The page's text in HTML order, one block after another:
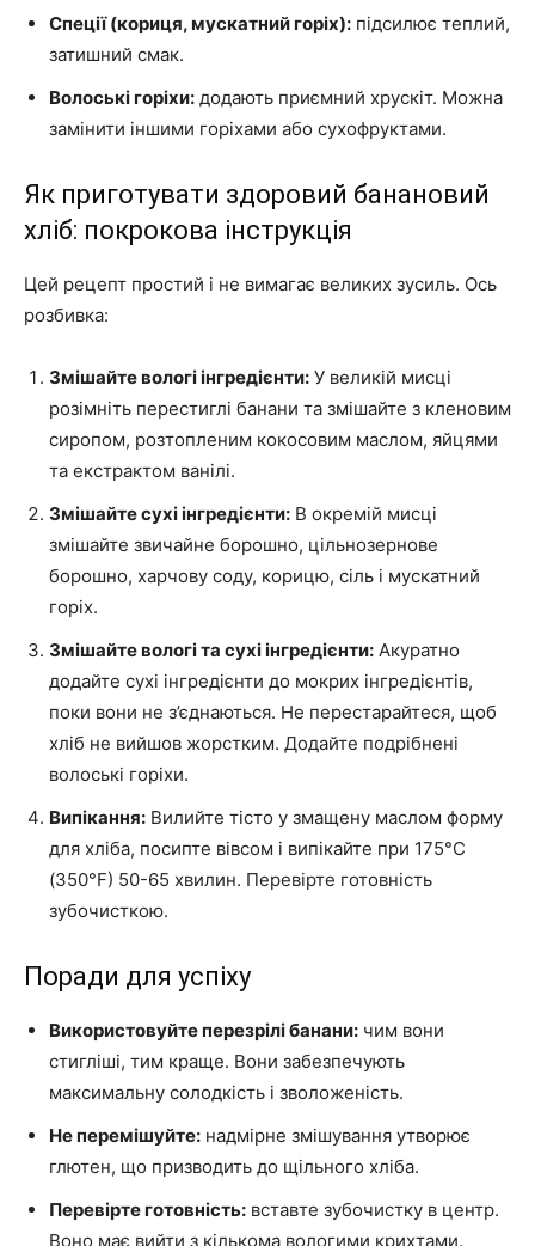
Спеції (кориця, мускатний горіх): підсилює теплий,
затишний смак.
Волоські горіхи: додають приємний хрускіт. Можна
замінити іншими горіхами або сухофруктами.
Як приготувати здоровий банановий
хліб: покрокова інструкція
Цей рецепт простий і не вимагає великих зусиль. Ось
розбивка:
Змішайте вологі інгредієнти: У великій мисці
розімніть перестиглі банани та змішайте з кленовим
сиропом, розтопленим кокосовим маслом, яйцями
та екстрактом ванілі.
Змішайте сухі інгредієнти: В окремій мисці
змішайте звичайне борошно, цільнозернове
борошно, харчову соду, корицю, сіль і мускатний
горіх.
Змішайте вологі та сухі інгредієнти: Акуратно
додайте сухі інгредієнти до мокрих інгредієнтів,
поки вони не з’єднаються. Не перестарайтеся, щоб
хліб не вийшов жорстким. Додайте подрібнені
волоські горіхи.
Випікання: Вилийте тісто у змащену маслом форму
для хліба, посипте вівсом і випікайте при 175°C
(350°F) 50-65 хвилин. Перевірте готовність
зубочисткою.
Поради для успіху
Використовуйте перезрілі банани: чим вони
стигліші, тим краще. Вони забезпечують
максимальну солодкість і зволоженість.
Не перемішуйте: надмірне змішування утворює
глютен, що призводить до щільного хліба.
Перевірте готовність: вставте зубочистку в центр.
Воно має вийти з кількома вологими крихтами.